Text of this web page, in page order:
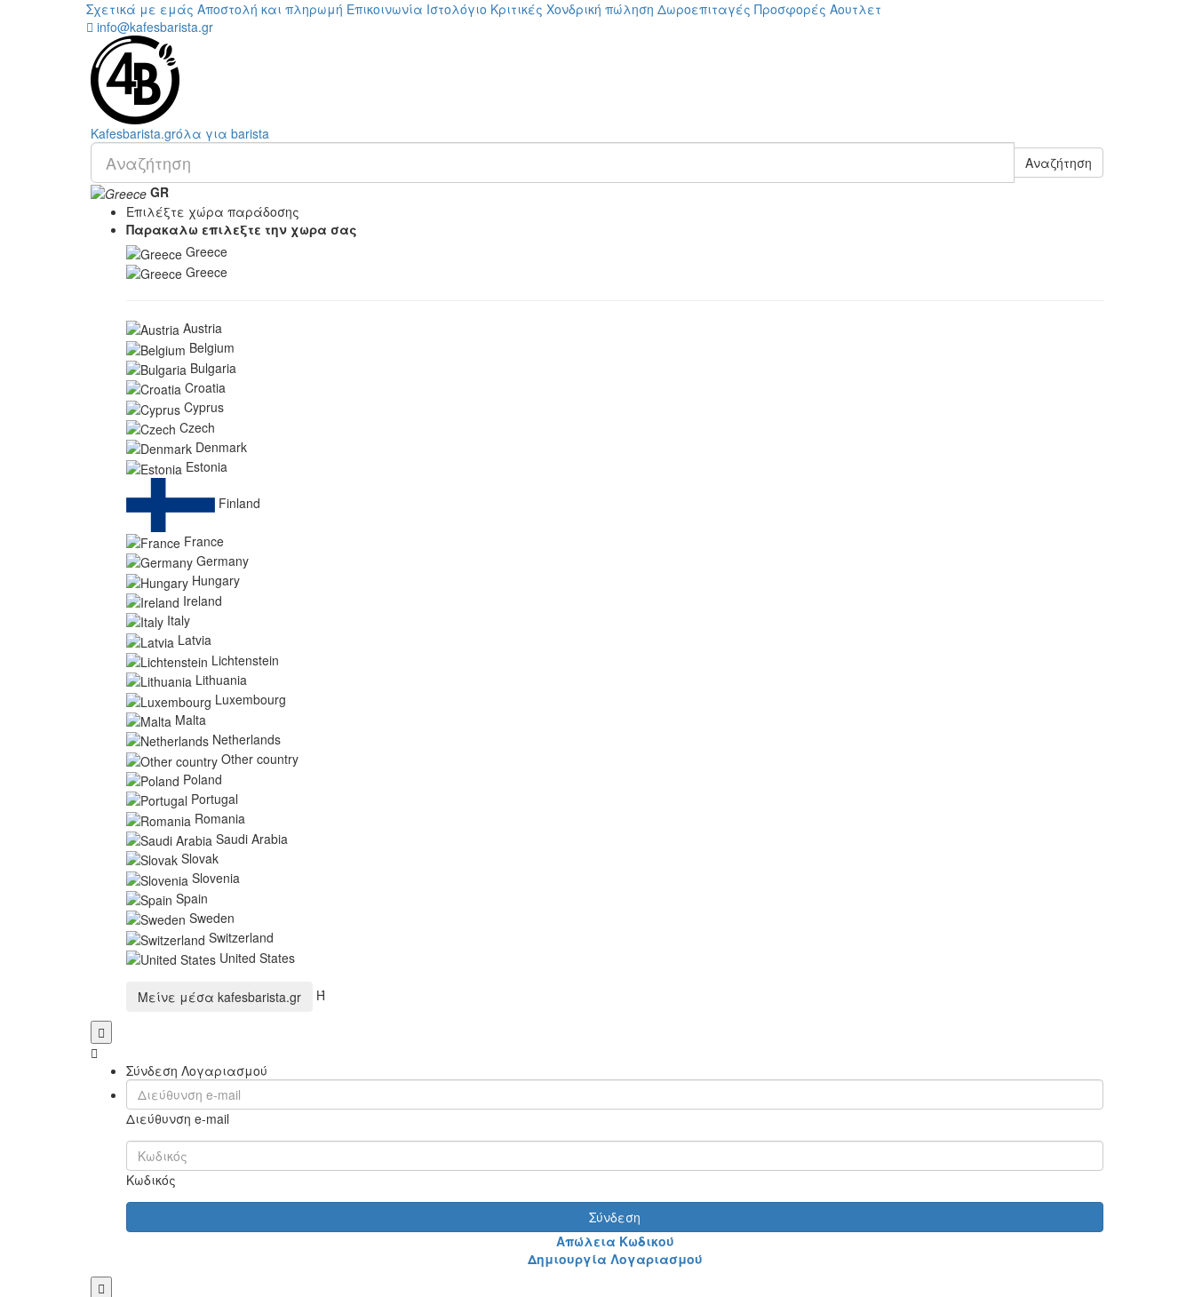
Σχετικά με εμάς Αποστολή και πληρωμή Επικοινωνία Ιστολόγιο Κριτικές Χονδρική πώληση Δωροεπιταγές Προσφορές Αουτλετ
info@kafesbarista.gr
Kafesbarista.grόλα για barista
Αναζήτηση
GR
Επιλέξτε χώρα παράδοσης
Παρακαλω επιλεξτε την χωρα σας
Greece
Greece
Austria
Belgium
Bulgaria
Croatia
Cyprus
Czech
Denmark
Estonia
Finland
France
Germany
Hungary
Ireland
Italy
Latvia
Lichtenstein
Lithuania
Luxembourg
Malta
Netherlands
Other country
Poland
Portugal
Romania
Saudi Arabia
Slovak
Slovenia
Spain
Sweden
Switzerland
United States
Μείνε μέσα kafesbarista.gr Ή
Σύνδεση Λογαριασμού
Διεύθυνση e-mail
Κωδικός
Σύνδεση
Απώλεια Κωδικού
Δημιουργία Λογαριασμού